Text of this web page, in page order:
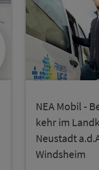
NEA Mobil -
kehr im
Neustadt
Windsheim